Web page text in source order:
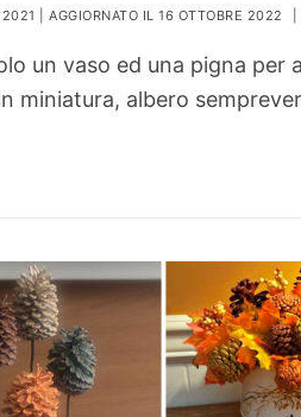
| AGGIORNATO IL 16 OTTOBRE 2022
un vaso ed una pigna per
miniatura, albero